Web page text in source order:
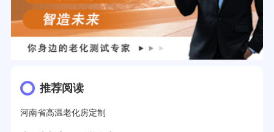
推荐阅读
河南省高温老化房定制